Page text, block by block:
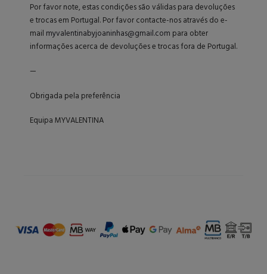
Por favor note, estas condições são válidas para devoluções
e trocas em Portugal. Por favor contacte-nos através do e-
mail myvalentinabyjoaninhas@gmail.com para obter
informações acerca de devoluções e trocas fora de Portugal.
—
Obrigada pela preferência
Equipa MYVALENTINA